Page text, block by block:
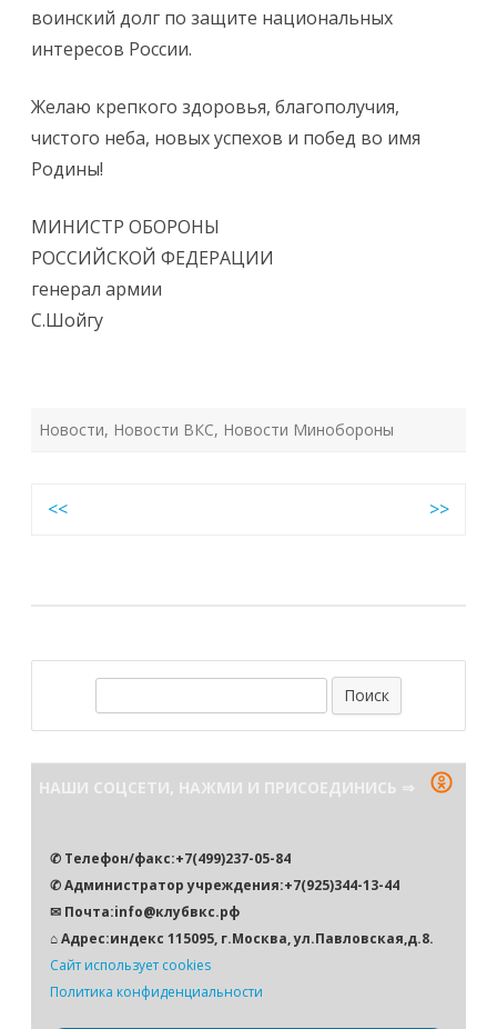
воинский долг по защите национальных
интересов России.
Желаю крепкого здоровья, благополучия,
чистого неба, новых успехов и побед во имя
Родины!
МИНИСТР ОБОРОНЫ
РОССИЙСКОЙ ФЕДЕРАЦИИ
генерал армии
С.Шойгу
Новости, Новости ВКС, Новости Минобороны
Навигация
<< >>
НАШИ СОЦСЕТИ, НАЖМИ И ПРИСОЕДИНИСЬ ⇒
✆ Телефон/факс:+7(499)237-05-84
✆ Администратор учреждения:+7(925)344-13-44
✉ Почта:info@клубвкс.рф
⌂ Адрес:индекс 115095, г.Москва, ул.Павловская,д.8.
Сайт использует cookies
Политика конфиденциальности